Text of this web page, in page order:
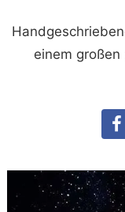
einem